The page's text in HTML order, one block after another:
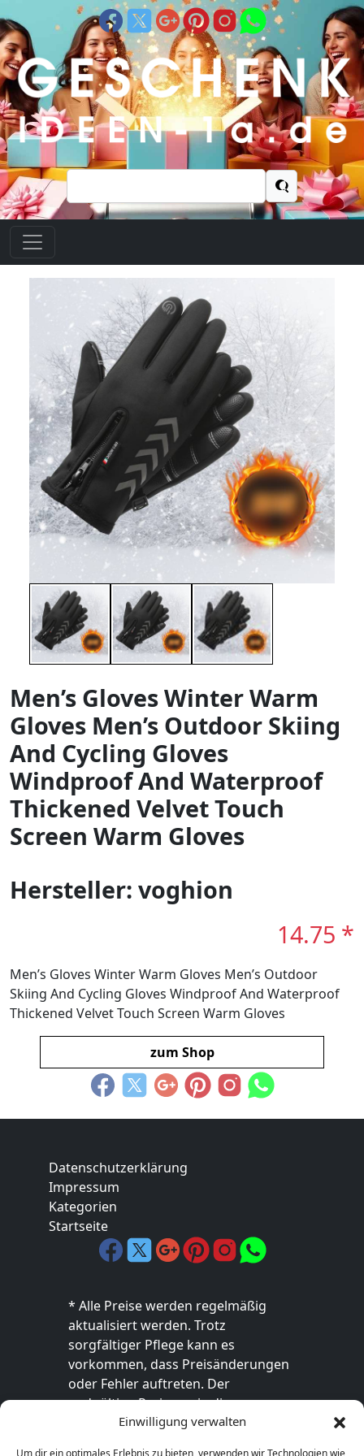
Einwilligung verwalten
Um dir ein optimales Erlebnis zu bieten, verwenden wir Technologien wie
Suchen
nach:
Men’s Gloves Winter Warm
Gloves Men’s Outdoor Skiing
And Cycling Gloves
Windproof And Waterproof
Thickened Velvet Touch
Screen Warm Gloves
Hersteller: voghion
14.75 *
Men’s Gloves Winter Warm Gloves Men’s Outdoor
Skiing And Cycling Gloves Windproof And Waterproof
Thickened Velvet Touch Screen Warm Gloves
zum Shop
Datenschutzerklärung
Impressum
Kategorien
Startseite
* Alle Preise werden regelmäßig
aktualisiert werden. Trotz
sorgfältiger Pflege kann es
vorkommen, dass Preisänderungen
oder Fehler auftreten. Der
endgültige Preis sowie die
Verfügbarkeit des Produkts sind